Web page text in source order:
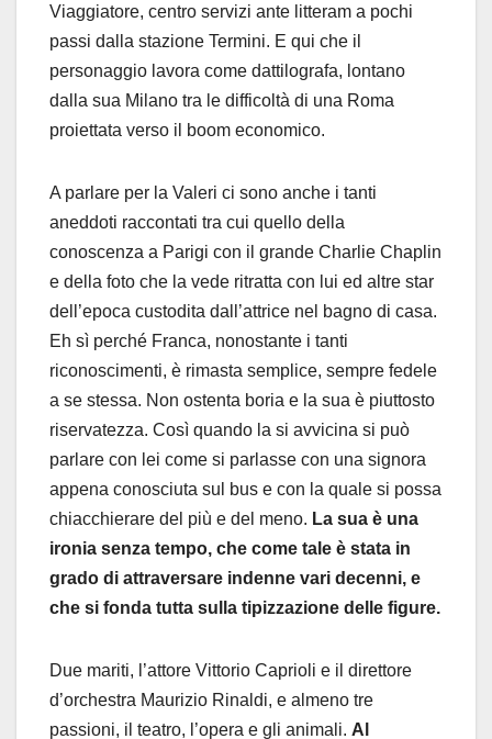
Viaggiatore, centro servizi ante litteram a pochi
passi dalla stazione Termini. E qui che il
personaggio lavora come dattilografa, lontano
dalla sua Milano tra le difficoltà di una Roma
proiettata verso il boom economico.
A parlare per la Valeri ci sono anche i tanti
aneddoti raccontati tra cui quello della
conoscenza a Parigi con il grande Charlie Chaplin
e della foto che la vede ritratta con lui ed altre star
dell’epoca custodita dall’attrice nel bagno di casa.
Eh sì perché Franca, nonostante i tanti
riconoscimenti, è rimasta semplice, sempre fedele
a se stessa. Non ostenta boria e la sua è piuttosto
riservatezza. Così quando la si avvicina si può
parlare con lei come si parlasse con una signora
appena conosciuta sul bus e con la quale si possa
chiacchierare del più e del meno. La sua è una
ironia senza tempo, che come tale è stata in
grado di attraversare indenne vari decenni, e
che si fonda tutta sulla tipizzazione delle figure.
Due mariti, l’attore Vittorio Caprioli e il direttore
d’orchestra Maurizio Rinaldi, e almeno tre
passioni, il teatro, l’opera e gli animali. Al